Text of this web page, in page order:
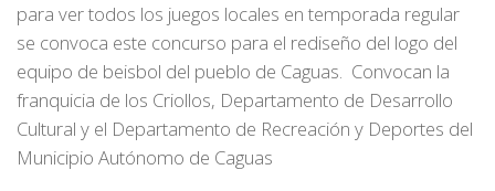
para ver todos los juegos locales en temporada regular
se convoca este concurso para el rediseño del logo del
equipo de beisbol del pueblo de Caguas. Convocan la
franquicia de los Criollos, Departamento de Desarrollo
Cultural y el Departamento de Recreación y Deportes del
Municipio Autónomo de Caguas